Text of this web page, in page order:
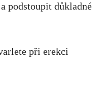
a podstoupit důkladné
při erekci